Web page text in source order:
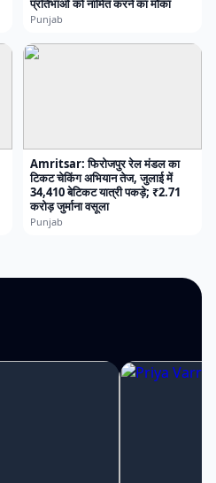
प्रतिभाओं को नामित करने का मौका
Punjab
Amritsar: फिरोजपुर रेल मंडल का
टिकट चेकिंग अभियान तेज, जुलाई में
34,410 बेटिकट यात्री पकड़े; ₹2.71
करोड़ जुर्माना वसूला
Punjab